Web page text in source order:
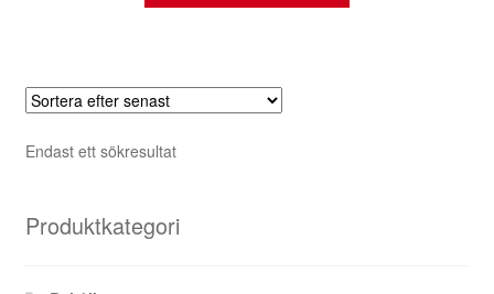
Endast ett sökresultat
Produktkategori